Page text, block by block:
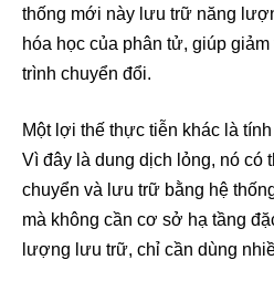
thống mới này lưu trữ năng
hóa học của phân tử, giúp
trình chuyển đổi.
Một lợi thế thực tiễn khác là
Vì đây là dung dịch lỏng, nó có
chuyển và lưu trữ bằng hệ
mà không cần cơ sở hạ tầng
lượng lưu trữ, chỉ cần dùng